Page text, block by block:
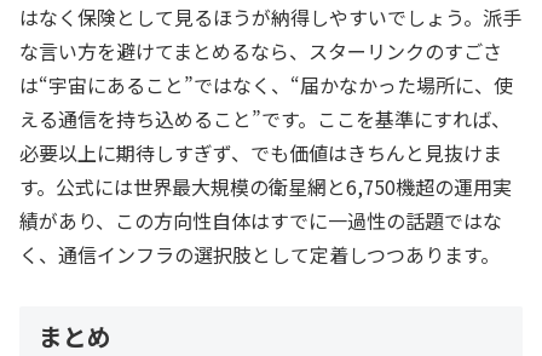
はなく保険として見るほうが納得しやすいでしょう。派手
な言い方を避けてまとめるなら、スターリンクのすごさ
は“宇宙にあること”ではなく、“届かなかった場所に、使
える通信を持ち込めること”です。ここを基準にすれば、
必要以上に期待しすぎず、でも価値はきちんと見抜けま
す。公式には世界最大規模の衛星網と6,750機超の運用実
績があり、この方向性自体はすでに一過性の話題ではな
く、通信インフラの選択肢として定着しつつあります。
まとめ